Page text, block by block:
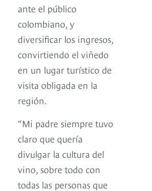
ante el público
colombiano, y
diversificar los ingresos,
convirtiendo el viñedo
en un lugar turístico de
visita obligada en la
región.
“Mi padre siempre tuvo
claro que quería
divulgar la cultura del
vino, sobre todo con
todas las personas que